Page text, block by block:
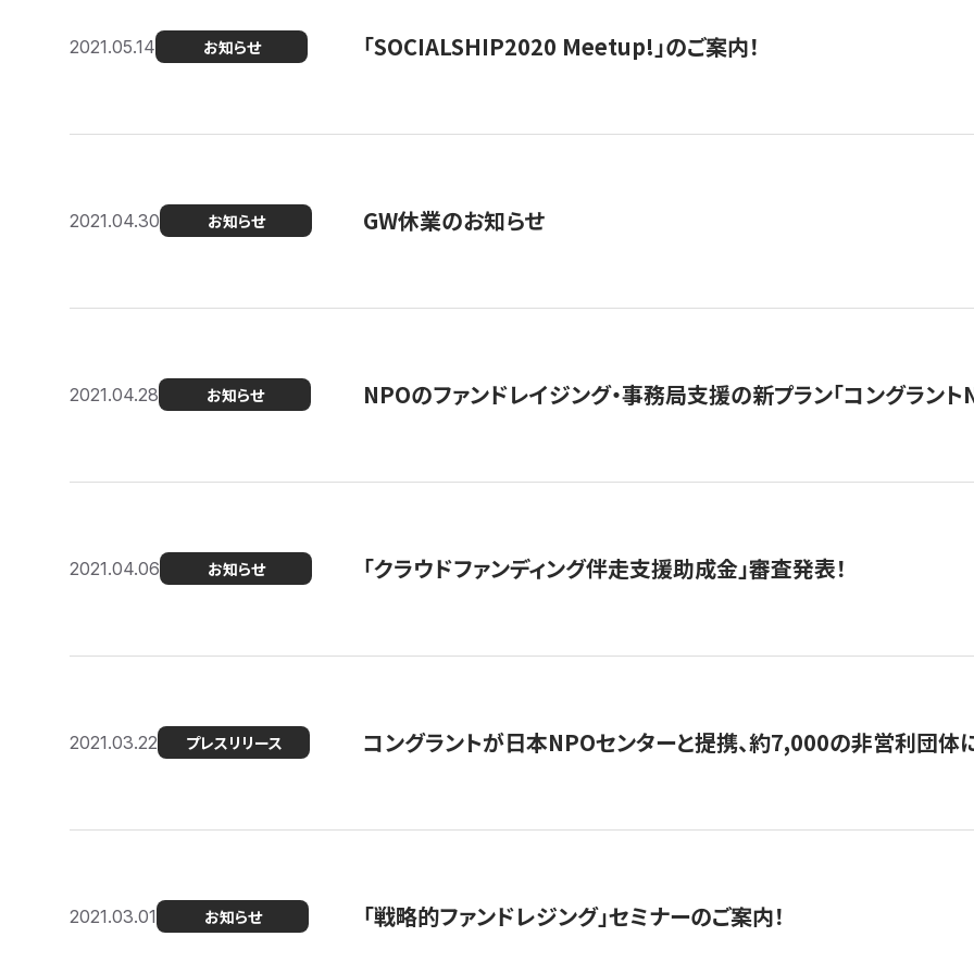
2021.05.14 お知らせ 「SOCIALSHIP2020 Meetup!」のご案内！
2021.04.30 お知らせ GW休業のお知らせ
2021.04.28 お知らせ NPOのファンドレイジング・事務局支援の新プラン「コングラント
2021.04.06 お知らせ 「クラウドファンディング伴走支援助成金」審査発表！
2021.03.22 プレスリリース コングラントが日本NPOセンターと提携、約7,000の非営利団体
2021.03.01 お知らせ 「戦略的ファンドレジング」セミナーのご案内！